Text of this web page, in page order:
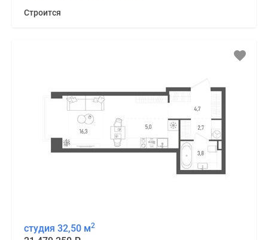
Строится
студия 32,50 м2